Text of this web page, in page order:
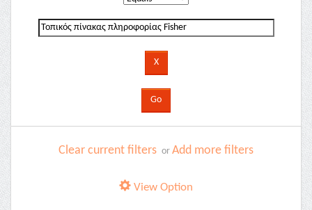
Clear current filters or Add more filters
View Option